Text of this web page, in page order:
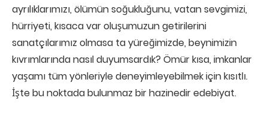
ayrılıklarımızı, ölümün soğukluğunu, vatan sevgimizi,
hürriyeti, kısaca var oluşumuzun getirilerini
sanatçılarımız olmasa ta yüreğimizde, beynimizin
kıvrımlarında nasıl duyumsardık? Ömür kısa, imkanlar
yaşamı tüm yönleriyle deneyimleyebilmek için kısıtlı.
İşte bu noktada bulunmaz bir hazinedir edebiyat.